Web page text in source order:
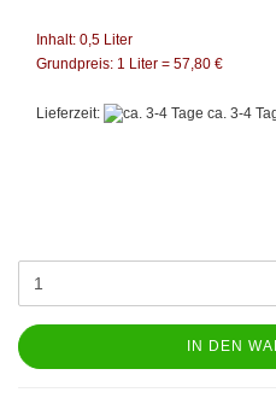
Inhalt: 0,5 Liter
Grundpreis: 1 Liter = 57,80 €
Lieferzeit: ca. 3-4
IN DEN